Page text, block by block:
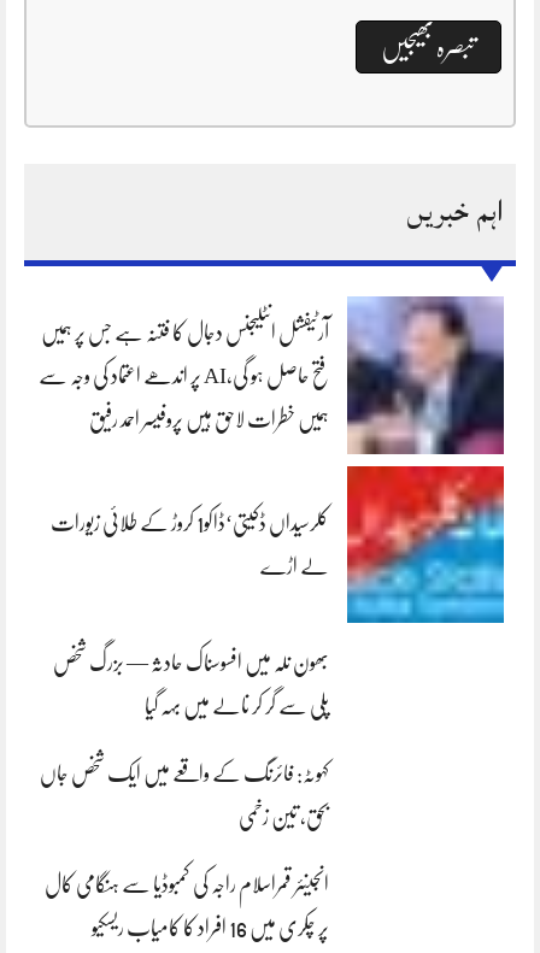
اہم خبریں
آرٹیفشل انٹلیجنس دجال کا فتنہ ہے جس پر ہمیں
فتح حاصل ہو گی،AI پر اندھے اعتماد کی وجہ سے
ہمیں خطرات لاحق ہیں پروفیسر احمد رفیق
کلرسیداں ڈکیتی‘ڈاکو1 کروڑ کے طلائی زیورات
لے اڑے
بھون نلہ میں افسوسناک حادثہ — بزرگ شخص
پلی سے گر کر نالے میں بہہ گیا
کہوٹہ: فائرنگ کے واقعے میں ایک شخص جاں
بحق، تین زخمی
انجینئر قمراسلام راجہ کی کمبوڈیا سے ہنگامی کال
پر چکری میں 16 افراد کا کامیاب ریسکیو